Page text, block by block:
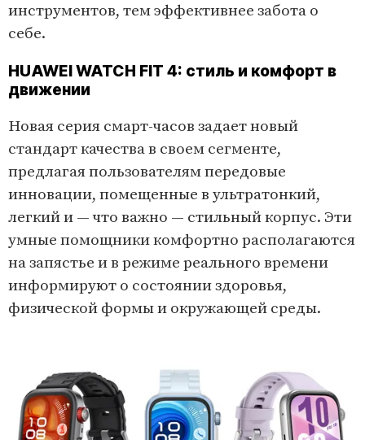
инструментов, тем эффективнее забота о
себе.
HUAWEI WATCH FIT 4: стиль и комфорт в
движении
Новая серия смарт-часов задает новый
стандарт качества в своем сегменте,
предлагая пользователям передовые
инновации, помещенные в ультратонкий,
легкий и — что важно — стильный корпус. Эти
умные помощники комфортно располагаются
на запястье и в режиме реального времени
информируют о состоянии здоровья,
физической формы и окружающей среды.